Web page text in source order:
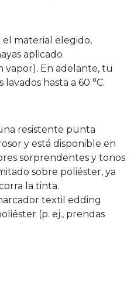
el material elegido,
aplicado
vapor). En adelante, tu
hasta a 60 °C.
resistente punta
y está disponible en
sorprendentes y tonos
sobre poliéster, ya
la tinta.
textil edding
(p. ej., prendas